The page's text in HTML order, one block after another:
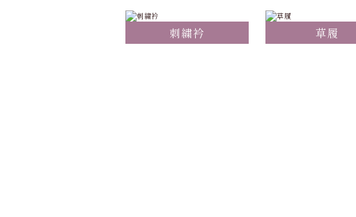
刺繍衿 草履